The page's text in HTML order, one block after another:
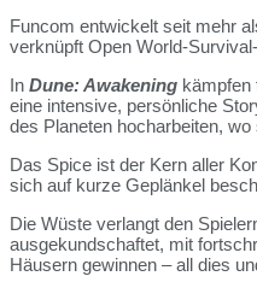
Funcom entwickelt seit mehr
verknüpft Open World-
In Dune: Awakening kämpfen
eine intensive, persönliche
des Planeten hocharbeiten,
Das Spice ist der Kern aller
sich auf kurze Geplänkel
Die Wüste verlangt den
ausgekundschaftet, mit
Häusern gewinnen – all dies